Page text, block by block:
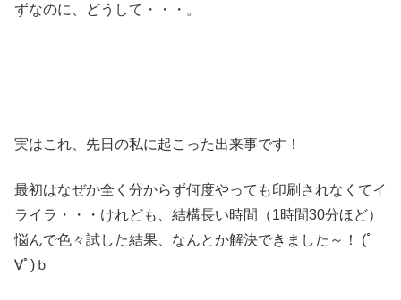
ずなのに、どうして・・・。
実はこれ、先日の私に起こった出来事です！
最初はなぜか全く分からず何度やっても印刷されなくてイ
ライラ・・・けれども、結構長い時間（1時間30分ほど）
悩んで色々試した結果、なんとか解決できました～！ (ﾟ
∀ﾟ)ｂ